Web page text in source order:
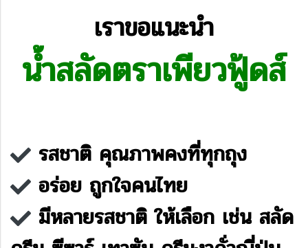
เราขอแนะนำ
น้ำสลัดตราเพียวฟู้ดส์
รสชาติ คุณภาพคงที่ทุกถุง
อร่อย ถูกใจคนไทย
มีหลายรสชาติ ให้เลือก เช่น สลัด